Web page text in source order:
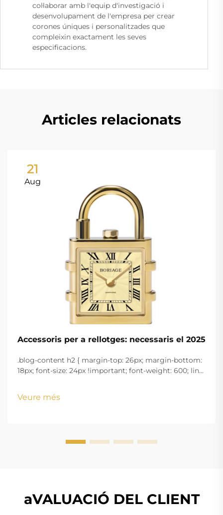
col·laborar amb l'equip d'investigació i
desenvolupament de l'empresa per crear
corones úniques i personalitzades que
compleixin exactament les seves
especificacions.
Articles relacionats
21
Aug
Accessoris per a rellotges: necessaris el 2025
.blog-content h2 { margin-top: 26px; margin-bottom:
18px; font-size: 24px !important; font-weight: 600; line-
w...
Veure més
aVALUACIÓ DEL CLIENT